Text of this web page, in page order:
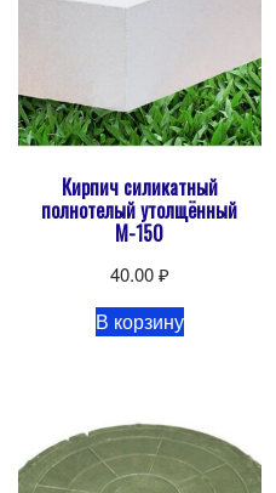
Кирпич силикатный
полнотелый утолщённый
М-150
40.00₽
В корзину